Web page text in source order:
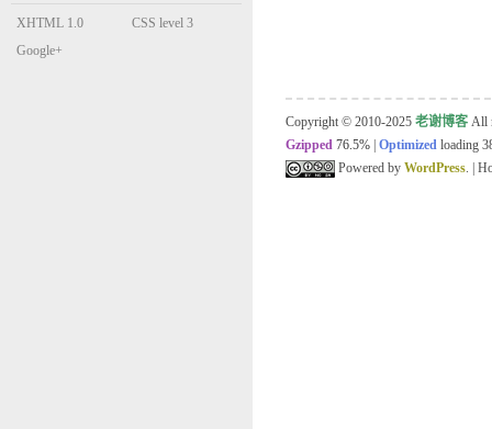
XHTML 1.0
Transitional
CSS level 3
Google+
Copyright © 2010-2025 老谢博客 All
Gzipped 76.5% Optimized loading
Powered by WordPress. |